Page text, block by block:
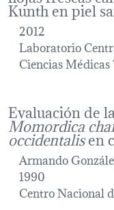
Kunth en piel
2012
Laboratorio
Ciencias
Evaluación de
Momordica
occidentalisen
Armando
1990
Centro Nacional